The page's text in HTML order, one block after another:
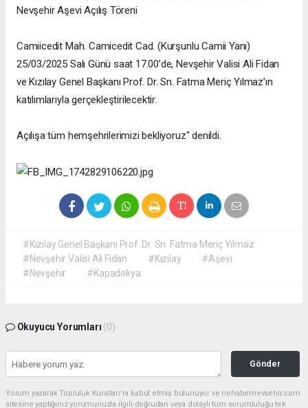
Nevşehir Aşevi Açılış Töreni
Camiicedit Mah. Camicedit Cad. (Kurşunlu Camii Yanı)
25/03/2025 Salı Günü saat 17.00’de, Nevşehir Valisi Ali Fidan
ve Kızılay Genel Başkanı Prof. Dr. Sn. Fatma Meriç Yılmaz’ın
katılımlarıyla gerçekleştirilecektir.
Açılışa tüm hemşehrilerimizi bekliyoruz" denildi.
#Kızılay Genel Başkanı Prof. Dr. Sn. Fatma Meriç Yılmaz
#Nevşehir Valisi Ali Fidan
#Kızılay
#Aşevi
#Nevşehir
#Kapadokya
Okuyucu Yorumları (0)
Gönder
Yorum yazarak Topluluk Kuralları’nı kabul etmiş bulunuyor ve nehabernevsehir.com
sitesine yaptığınız yorumunuzla ilgili doğrudan veya dolaylı tüm sorumluluğu tek